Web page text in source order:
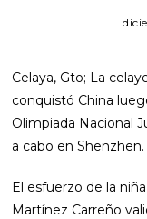
Celaya, Gto; La
conquistó China
Olimpiada Nacional
a cabo en Shenzhen.
El esfuerzo de la
Martínez Carreño